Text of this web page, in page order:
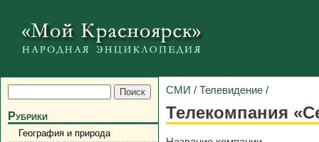
Рубрики
География и природа
СМИ / Телевидение /
Телекомпания